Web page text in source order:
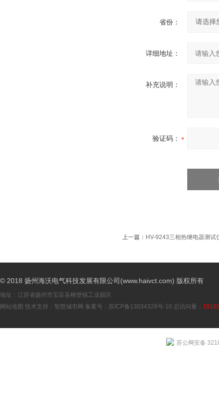
省份：
详细地址：
补充说明：
验证码：
上一篇： HV-9243三相热继电器测试
© 2018 扬州海沃电气科技发展有限公司(www.haivct.com) 版权所有
地址：江苏省扬州市宝应县柳堡镇工业园区
网站地图 技术支持： 智慧城市网 备案号： 苏ICP备13034328号-10 总访问量：
苏公网安备